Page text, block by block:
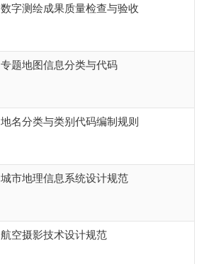
数字测绘成果质量检查与验收
专题地图信息分类与代码
地名分类与类别代码编制规则
城市地理信息系统设计规范
航空摄影技术设计规范